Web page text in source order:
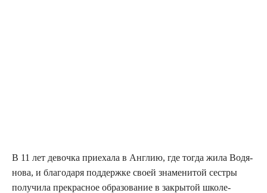
В 11 лет девоч­ка при­е­ха­ла в Англию, где тогда жила Водя­
но­ва, и бла­го­да­ря под­держ­ке сво­ей зна­ме­ни­той сест­ры
полу­чи­ла пре­крас­ное обра­зо­ва­ние в закры­той шко­ле-